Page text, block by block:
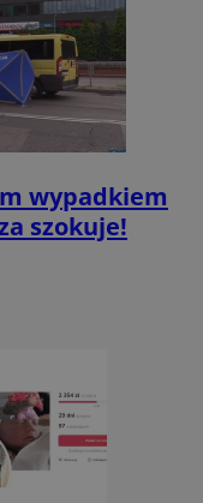
wypadkiem
szokuje!